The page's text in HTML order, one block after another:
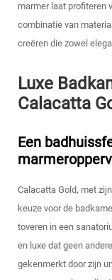
marmer laat profiteren
combinatie van
creëren die zowel
Luxe
Calacatta
Een
Calacatta Gold, met
keuze voor de
toveren in een
en luxe dat geen
gekenmerkt door zijn